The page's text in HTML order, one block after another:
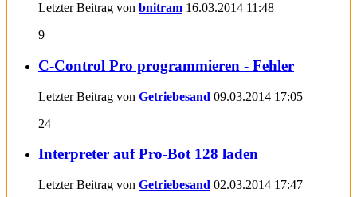
Letzter Beitrag von bnitram 16.03.2014 11:48
9
C-Control Pro programmieren - Fehler
Letzter Beitrag von Getriebesand 09.03.2014 17:05
24
Interpreter auf Pro-Bot 128 laden
Letzter Beitrag von Getriebesand 02.03.2014 17:47